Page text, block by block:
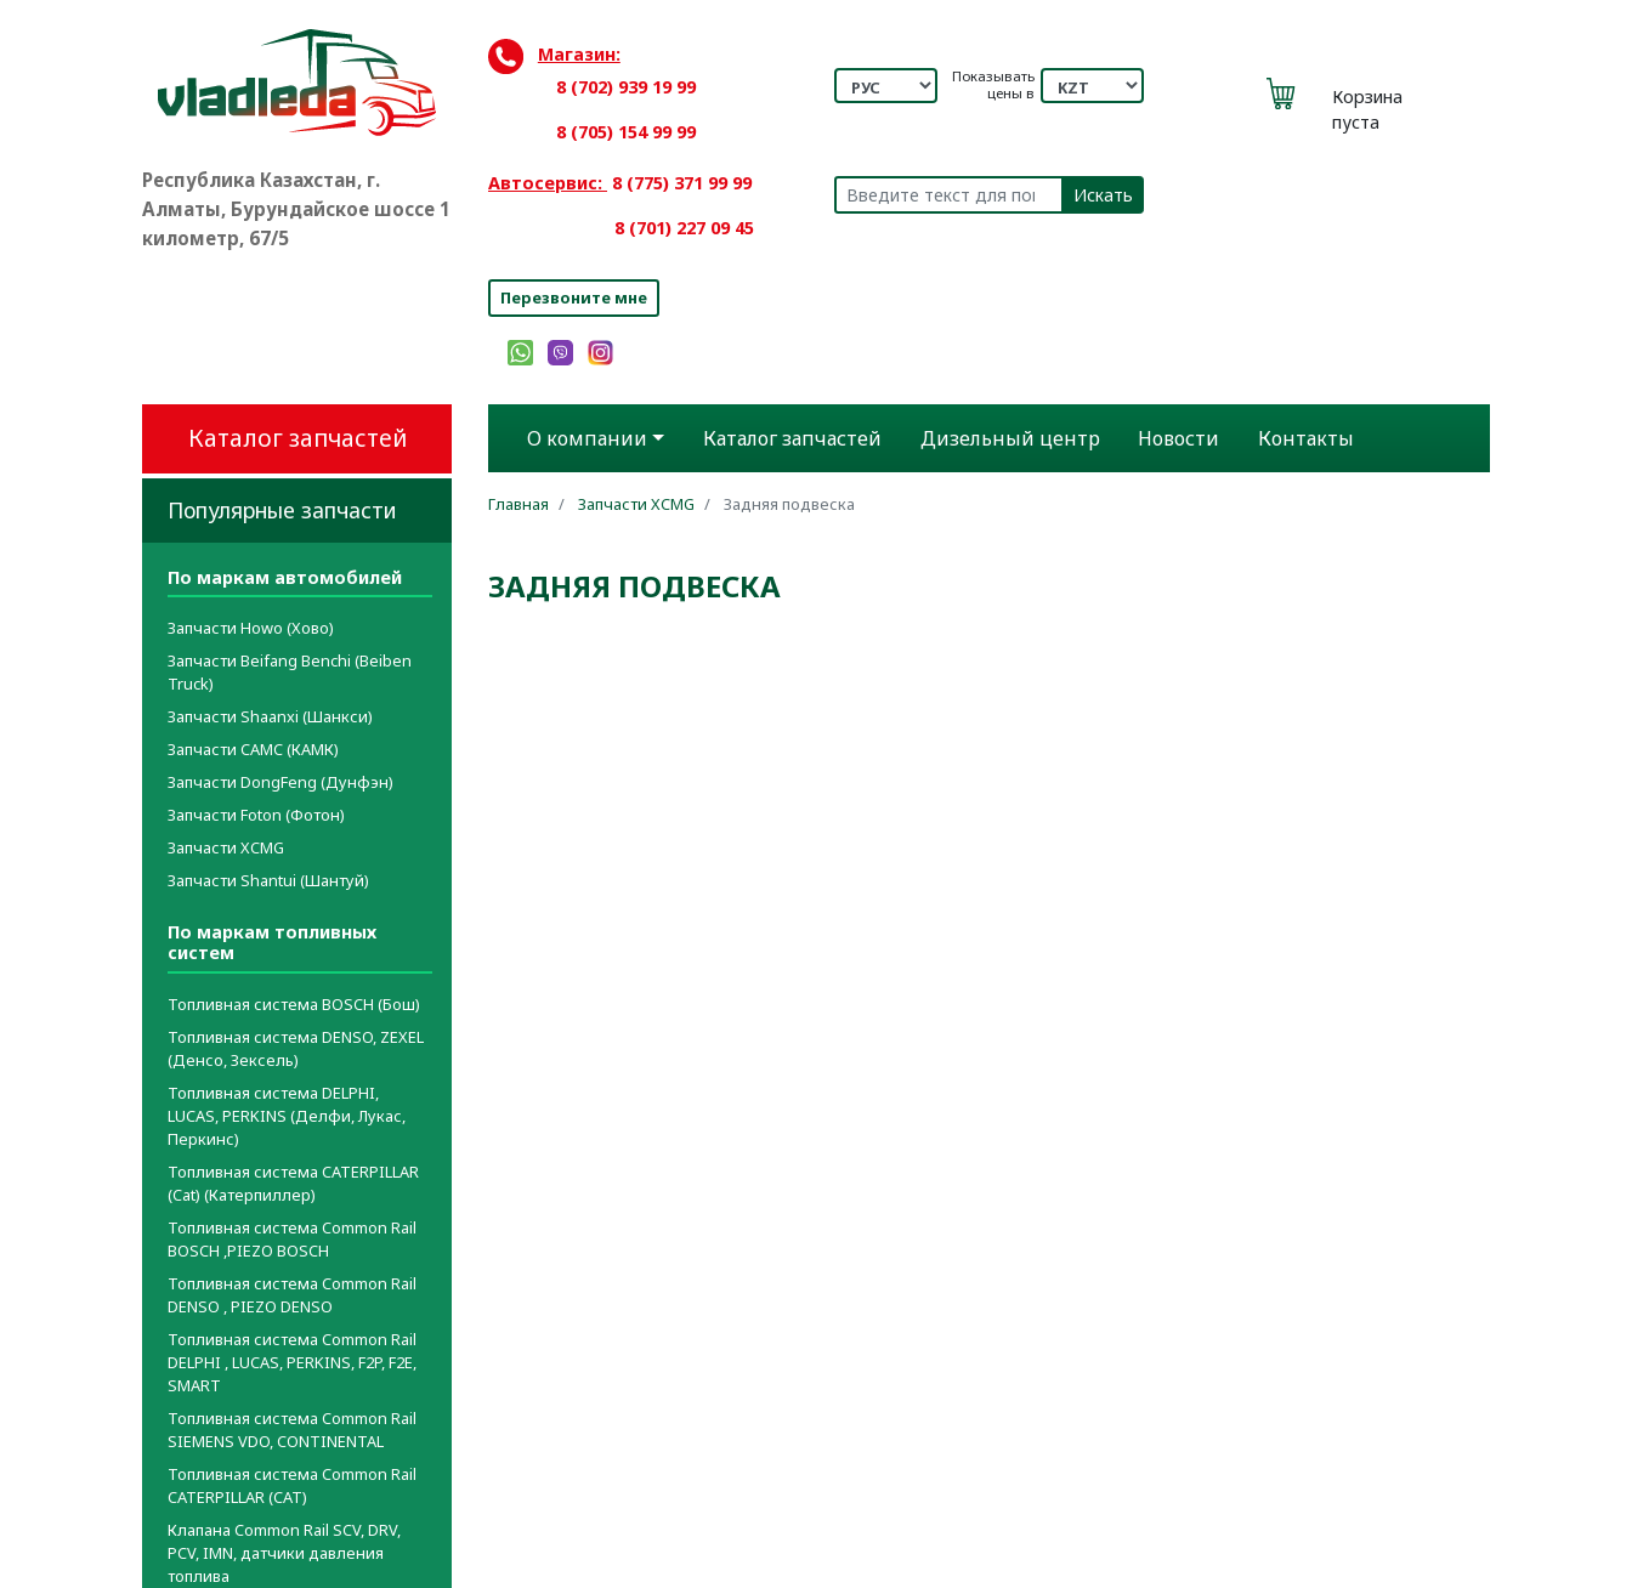
Республика Казахстан, г.
Алматы, Бурундайское шоссе 1
километр, 67/5
Магазин:
8 (702) 939 19 99
8 (705) 154 99 99
Автосервис: 8 (775) 371 99 99
8 (701) 227 09 45
Перезвоните мне
Показывать
цены в
Искать
Корзина
пуста
Каталог запчастей О компании Каталог запчастей Дизельный центр Новости Контакты
Популярные запчасти
По маркам автомобилей
Запчасти Howo (Хово)
Запчасти Beifang Benchi (Beiben
Truck)
Запчасти Shaanxi (Шанкси)
Запчасти CAMC (КАМК)
Запчасти DongFeng (Дунфэн)
Запчасти Foton (Фотон)
Запчасти XCMG
Запчасти Shantui (Шантуй)
По маркам топливных
систем
Топливная система BOSCH (Бош)
Топливная система DENSO, ZEXEL
(Денсо, Зексель)
Топливная система DELPHI,
LUCAS, PERKINS (Делфи, Лукас,
Перкинс)
Топливная система CATERPILLAR
(Cat) (Катерпиллер)
Топливная система Common Rail
BOSCH ,PIEZO BOSCH
Топливная система Common Rail
DENSO , PIEZO DENSO
Топливная система Common Rail
DELPHI , LUCAS, PERKINS, F2P, F2E,
SMART
Топливная система Common Rail
SIEMENS VDO, CONTINENTAL
Топливная система Common Rail
CATERPILLAR (CAT)
Клапана Common Rail SCV, DRV,
PCV, IMN, датчики давления
топлива
Главная Запчасти XCMG Задняя подвеска
ЗАДНЯЯ ПОДВЕСКА